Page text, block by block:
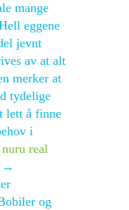
mange
eggene
jevnt
av at alt
merker at
tydelige
lett å finne
i
real
→
og